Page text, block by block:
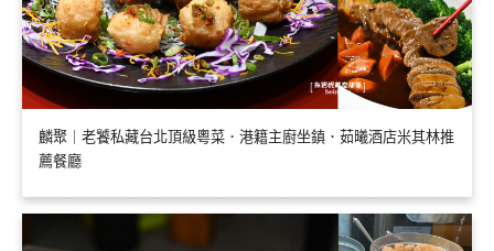
麟聚｜老饕私藏台北頂級粵菜．港籍主廚坐鎮．茹曦酒店米其林推
薦餐廳